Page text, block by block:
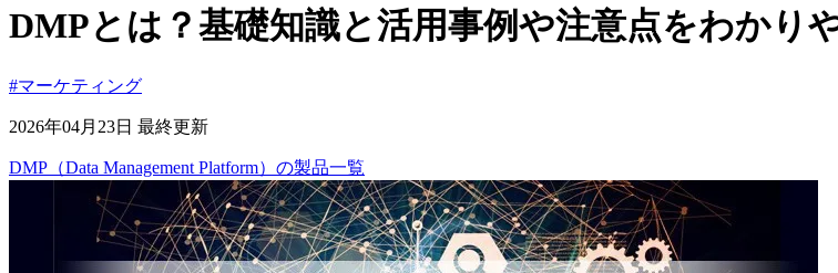
DMPとは？基礎知識と活用事例や注意点をわかり
#マーケティング
2026年04月23日 最終更新
DMP（Data Management Platform） の製品一覧